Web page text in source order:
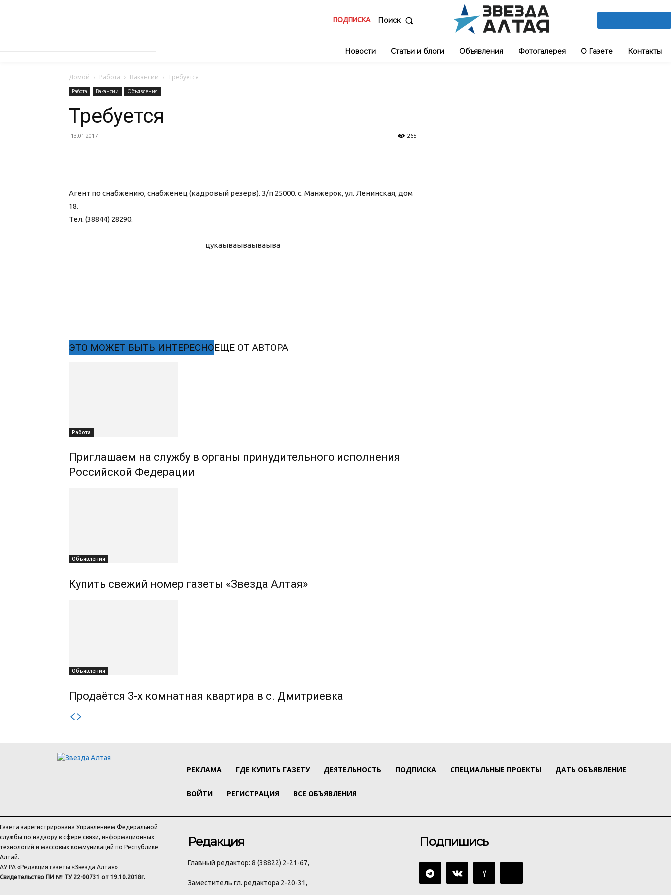
ПОДПИСКА Поиск
Новости Статьи и блоги Объявления Фотогалерея О Газете Контакты
Домой Работа Вакансии Требуется
Работа Вакансии Объявления
Требуется
13.01.2017 265
Агент по снабжению, снабженец (кадровый резерв). З/п 25000. с. Манжерок, ул. Ленинская, дом
18.
Тел. (38844) 28290.
цукаываываываыва
ЭТО МОЖЕТ БЫТЬ ИНТЕРЕСНОЕЩЕ ОТ АВТОРА
Работа
Приглашаем на службу в органы принудительного исполнения
Российской Федерации
Объявления
Купить свежий номер газеты «Звезда Алтая»
Объявления
Продаётся 3-х комнатная квартира в с. Дмитриевка
РЕКЛАМА ГДЕ КУПИТЬ ГАЗЕТУ ДЕЯТЕЛЬНОСТЬ ПОДПИСКА СПЕЦИАЛЬНЫЕ ПРОЕКТЫ ДАТЬ ОБЪЯВЛЕНИЕ
ВОЙТИ РЕГИСТРАЦИЯ ВСЕ ОБЪЯВЛЕНИЯ
Газета зарегистрирована Управлением Федеральной
службы по надзору в сфере связи, информационных
технологий и массовых коммуникаций по Республике
Алтай.
АУ РА «Редакция газеты «Звезда Алтая»
Свидетельство ПИ № ТУ 22-00731 от 19.10.2018г.
Редакция
Главный редактор: 8 (38822) 2-21-67,
Заместитель гл. редактора 2-20-31,
Подпишись